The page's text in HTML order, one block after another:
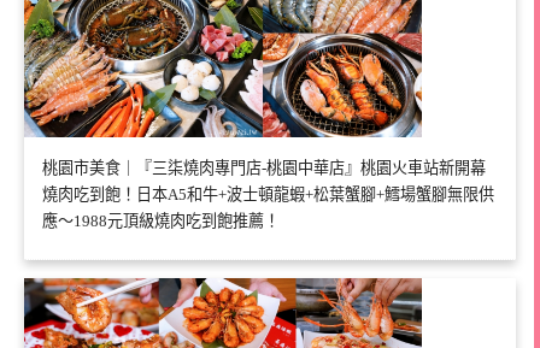
桃園市美食｜『三柒燒肉專門店-桃園中華店』桃園火車站新開幕
燒肉吃到飽！日本A5和牛+波士頓龍蝦+松葉蟹腳+鱈場蟹腳無限供
應～1988元頂級燒肉吃到飽推薦！